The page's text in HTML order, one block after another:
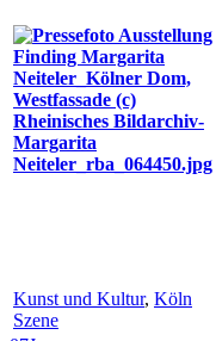
Kunst und Kultur, Köln
Szene